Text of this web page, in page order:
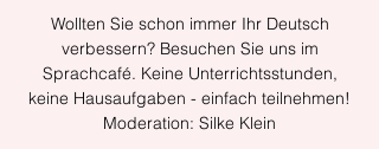
Wollten Sie schon immer Ihr Deutsch
verbessern? Besuchen Sie uns im
Sprachcafé. Keine Unterrichtsstunden,
keine Hausaufgaben - einfach teilnehmen!
Moderation: Silke Klein